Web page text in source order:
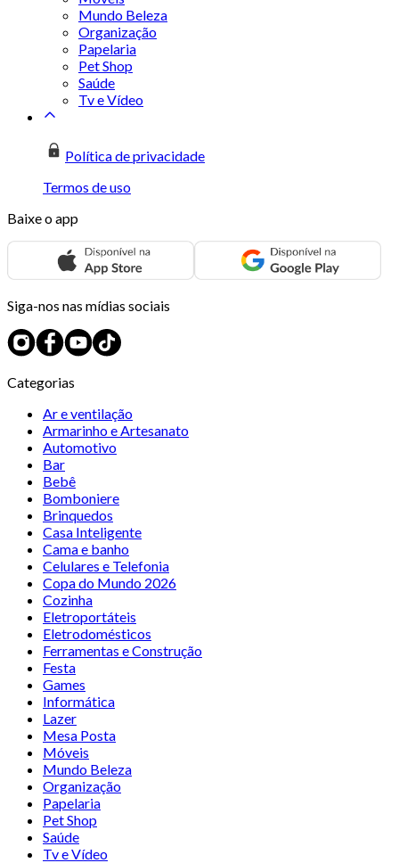
Mundo Beleza
Organização
Papelaria
Pet Shop
Saúde
Tv e Vídeo
Política de privacidade
Termos de uso
Baixe o app
Siga-nos nas mídias sociais
Categorias
Ar e ventilação
Armarinho e Artesanato
Automotivo
Bar
Bebê
Bomboniere
Brinquedos
Casa Inteligente
Cama e banho
Celulares e Telefonia
Copa do Mundo 2026
Cozinha
Eletroportáteis
Eletrodomésticos
Ferramentas e Construção
Festa
Games
Informática
Lazer
Mesa Posta
Móveis
Mundo Beleza
Organização
Papelaria
Pet Shop
Saúde
Tv e Vídeo